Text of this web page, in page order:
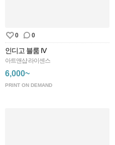
0 0
인디고 블룸 IV
아트앤샵 라이센스
6,000~
PRINT ON DEMAND